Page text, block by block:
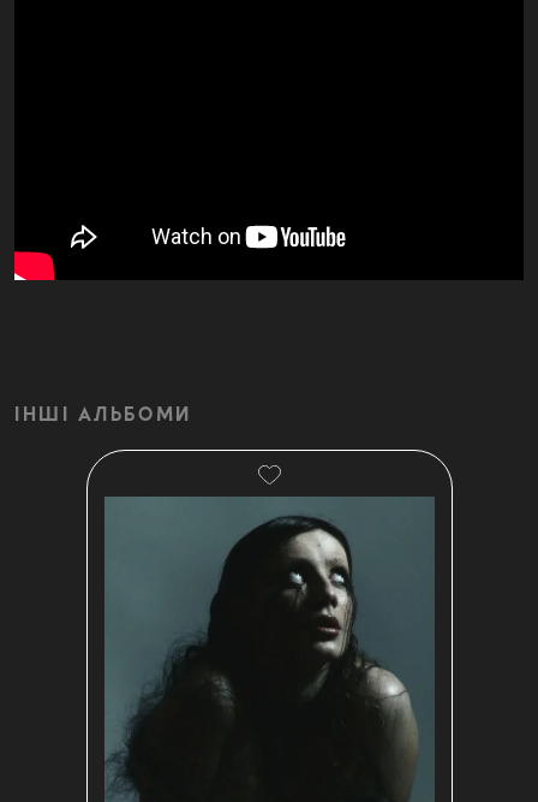
ІНШІ АЛЬБОМИ